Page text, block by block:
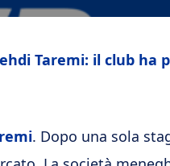
Taremi: il club ha
. Dopo una sola